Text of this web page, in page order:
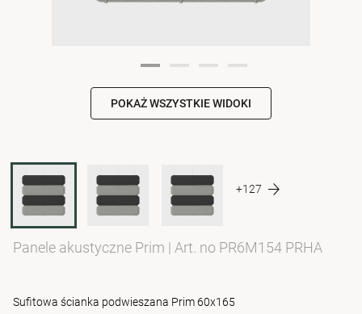
POKAŻ WSZYSTKIE WIDOKI
+127
Panele akustyczne Prim | Art. no PR6M154 PRHA
Sufitowa ścianka podwieszana Prim 60x165